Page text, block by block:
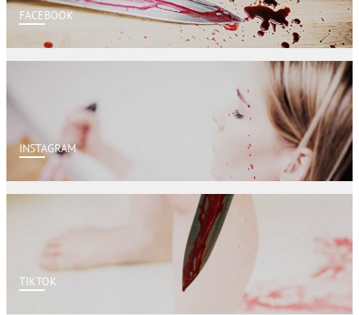
FACEBOOK
INSTAGRAM
TIKTOK